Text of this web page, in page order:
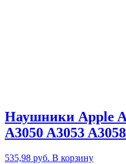
Наушники Apple
A3050 A3053
535,98 руб. В корзину